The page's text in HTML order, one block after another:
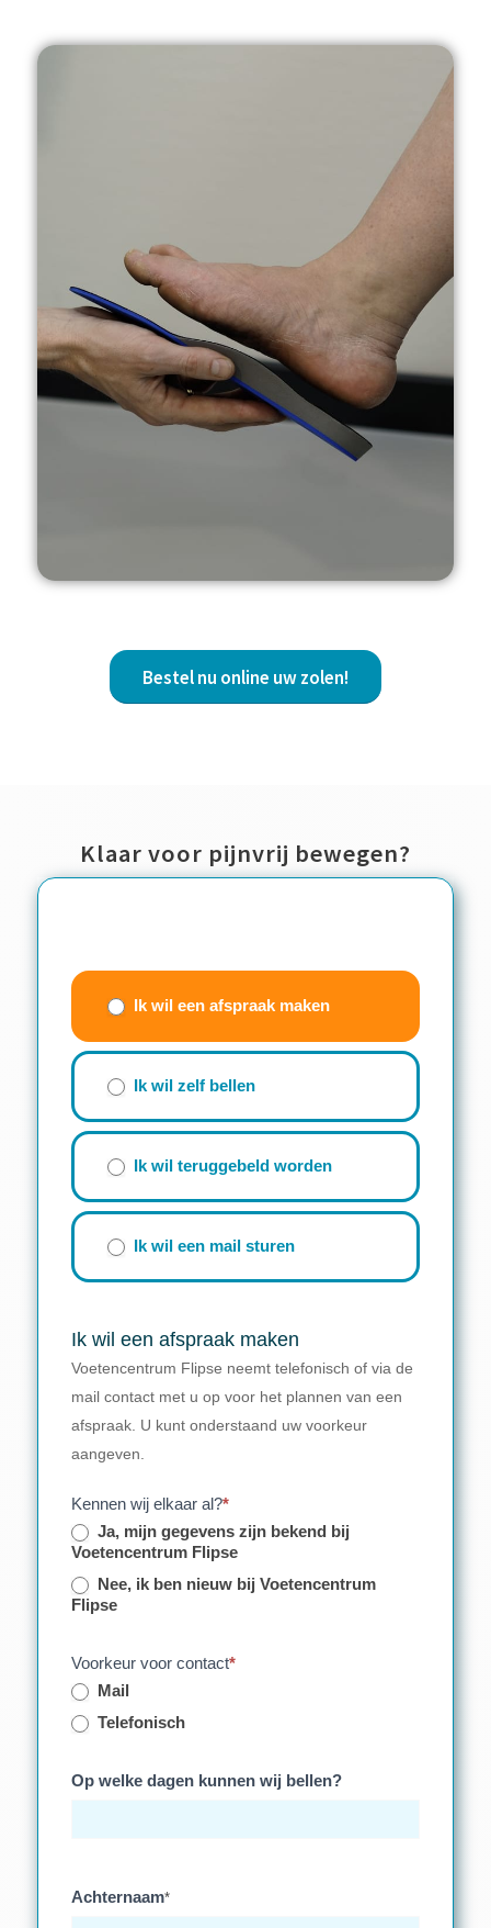
Bestel nu online uw zolen!
Klaar voor pijnvrij bewegen?
Contactwizzard
(beknopt
formulier)
Ik wil een afspraak maken
Ik wil zelf bellen
Ik wil teruggebeld worden
Ik wil een mail sturen
Ik wil een afspraak maken
Voetencentrum Flipse neemt telefonisch of via de
mail contact met u op voor het plannen van een
afspraak. U kunt onderstaand uw voorkeur
aangeven.
Kennen wij elkaar al?*
Ja, mijn gegevens zijn bekend bij
Voetencentrum Flipse
Nee, ik ben nieuw bij Voetencentrum
Flipse
Voorkeur voor contact*
Mail
Telefonisch
Op welke dagen kunnen wij bellen?
Achternaam*